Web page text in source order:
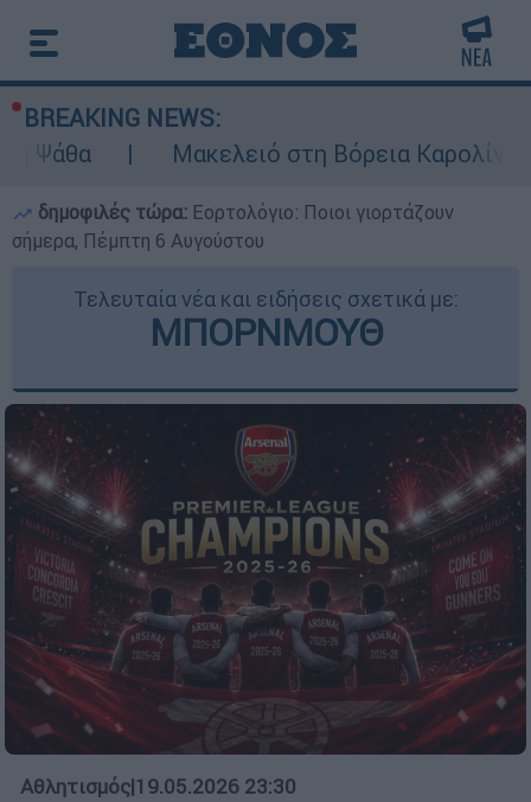
BREAKING NEWS:
Μακελειό στη Βόρεια Καρολίνα ύστερα από
δημοφιλές τώρα: Εορτολόγιο: Ποιοι γιορτάζουν
σήμερα, Πέμπτη 6 Αυγούστου
Τελευταία νέα και ειδήσεις σχετικά με:
ΜΠΟΡΝΜΟΥΘ
Αθλητισμός|19.05.2026 23:30